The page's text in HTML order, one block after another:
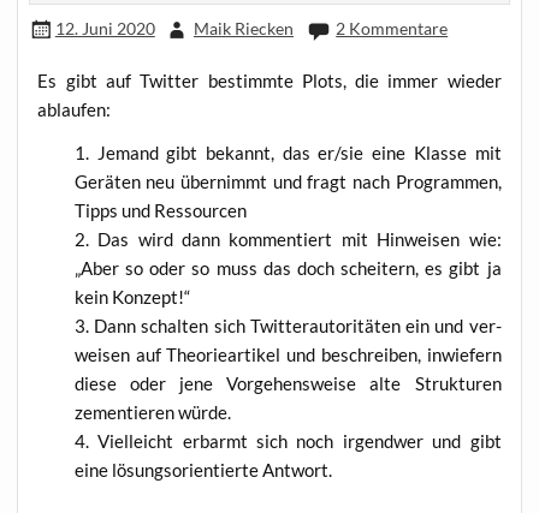
12. Juni 2020 Maik Riecken 2 Kommentare
Es gibt auf Twit­ter bestimm­te Plots, die immer wie­der
ablaufen:
Jemand gibt bekannt, das er/sie eine Klas­se mit
Gerä­ten neu über­nimmt und fragt nach Pro­gram­men,
Tipps und Ressourcen
Das wird dann kom­men­tiert mit Hin­wei­sen wie:
„Aber so oder so muss das doch schei­tern, es gibt ja
kein Konzept!“
Dann schal­ten sich Twit­ter­au­tori­tä­ten ein und ver­
wei­sen auf Theo­rie­ar­ti­kel und beschrei­ben, inwie­fern
die­se oder jene Vor­ge­hens­wei­se alte Struk­tu­ren
zemen­tie­ren würde.
Viel­leicht erbarmt sich noch irgend­wer und gibt
eine lösungs­ori­en­tier­te Antwort.